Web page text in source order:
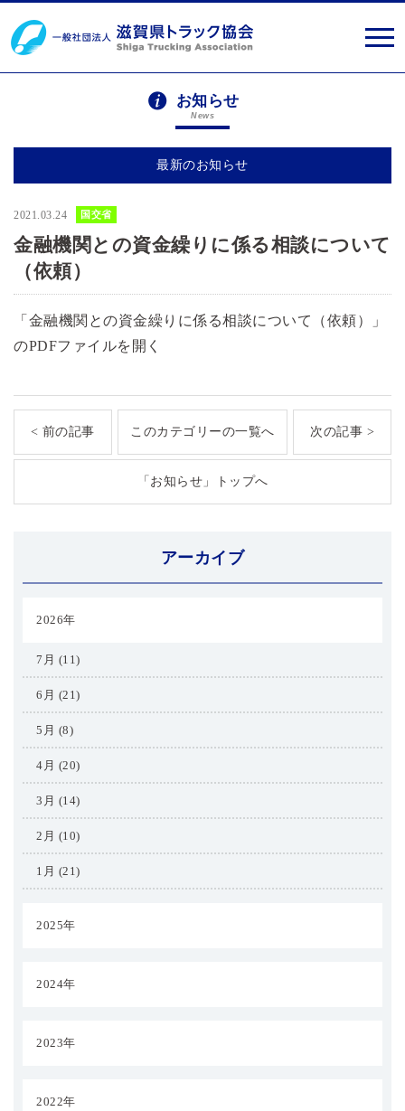
お知らせ
News
最新のお知らせ
2021.03.24 国交省
金融機関との資金繰りに係る相談について
（依頼）
「金融機関との資金繰りに係る相談について（依頼）」
のPDFファイルを開く
< 前の記事 このカテゴリーの一覧へ 次の記事 >
「お知らせ」トップへ
アーカイブ
2026年
7月 (11)
6月 (21)
5月 (8)
4月 (20)
3月 (14)
2月 (10)
1月 (21)
2025年
2024年
2023年
2022年